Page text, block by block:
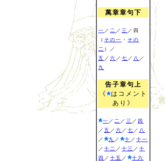
萬章章句下
一 ／ 二 ／ 三 ／四
（ その一 ・ その
二 ）／
五 ／ 六 ／ 七 ／ 八 ／
九
告子章句上
《
はコメント
あり》
一 ／ 二 ／ 三 ／ 四
／ 五 ／ 六 ／ 七 ／ 八
／
九 ／ 十 ／ 十一
／ 十二 ／ 十三 ／ 十
四 ／ 十五 ／
十六